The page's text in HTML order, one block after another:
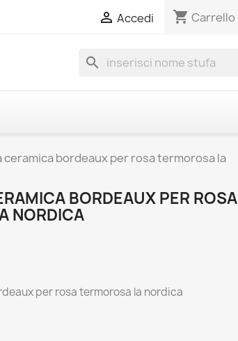
 Accedi shopping_cart Carrello
search
ceramica bordeaux per rosa termorosa la
BORDEAUX PER ROSA
NORDICA
per rosa termorosa la nordica